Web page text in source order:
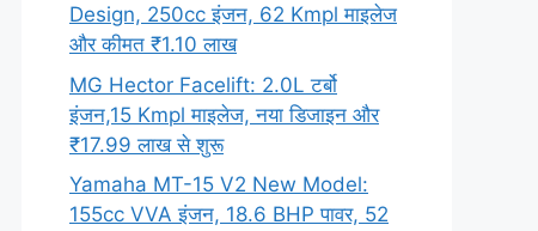
Design, 250cc इंजन, 62 Kmpl माइलेज
और कीमत ₹1.10 लाख
MG Hector Facelift: 2.0L टर्बो
इंजन,15 Kmpl माइलेज, नया डिजाइन और
₹17.99 लाख से शुरू
Yamaha MT-15 V2 New Model:
155cc VVA इंजन, 18.6 BHP पावर, 52